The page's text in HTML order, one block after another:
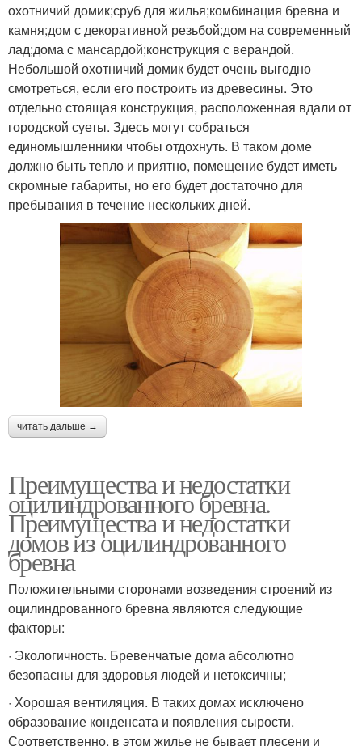
охотничий домик;сруб для жилья;комбинация бревна и
камня;дом с декоративной резьбой;дом на современный
лад;дома с мансардой;конструкция с верандой.
Небольшой охотничий домик будет очень выгодно
смотреться, если его построить из древесины. Это
отдельно стоящая конструкция, расположенная вдали от
городской суеты. Здесь могут собраться
единомышленники чтобы отдохнуть. В таком доме
должно быть тепло и приятно, помещение будет иметь
скромные габариты, но его будет достаточно для
пребывания в течение нескольких дней.
читать дальше →
Преимущества и недостатки
оцилиндрованного бревна.
Преимущества и недостатки
домов из оцилиндрованного
бревна
Положительными сторонами возведения строений из
оцилиндрованного бревна являются следующие
факторы:
· Экологичность. Бревенчатые дома абсолютно
безопасны для здоровья людей и нетоксичны;
· Хорошая вентиляция. В таких домах исключено
образование конденсата и появления сырости.
Соответственно, в этом жилье не бывает плесени и